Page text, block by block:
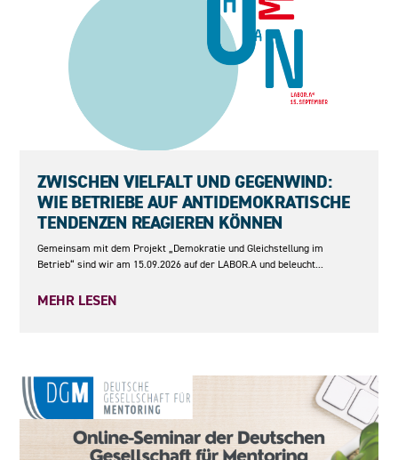
ZWISCHEN VIELFALT UND GEGENWIND:
WIE BETRIEBE AUF ANTIDEMOKRATISCHE
TENDENZEN REAGIEREN KÖNNEN
Gemeinsam mit dem Projekt „Demokratie und Gleichstellung im
Betrieb“ sind wir am 15.09.2026 auf der LABOR.A und beleucht...
MEHR LESEN